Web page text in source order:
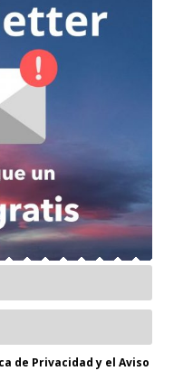
de Privacidad y el Aviso